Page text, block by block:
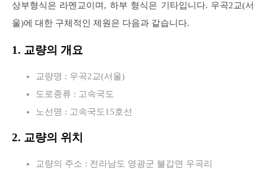
상부형식은 라멘교이며, 하부 형식은 기타입니다. 우곡2교(서
울)에 대한 구체적인 제원은 다음과 같습니다.
1. 교량의 개요
교량명 : 우곡2교(서울)
도로종류 : 고속국도
노선명 : 고속국도15호선
2. 교량의 위치
교량의 주소 : 전라남도 영광군 불갑면 우곡리